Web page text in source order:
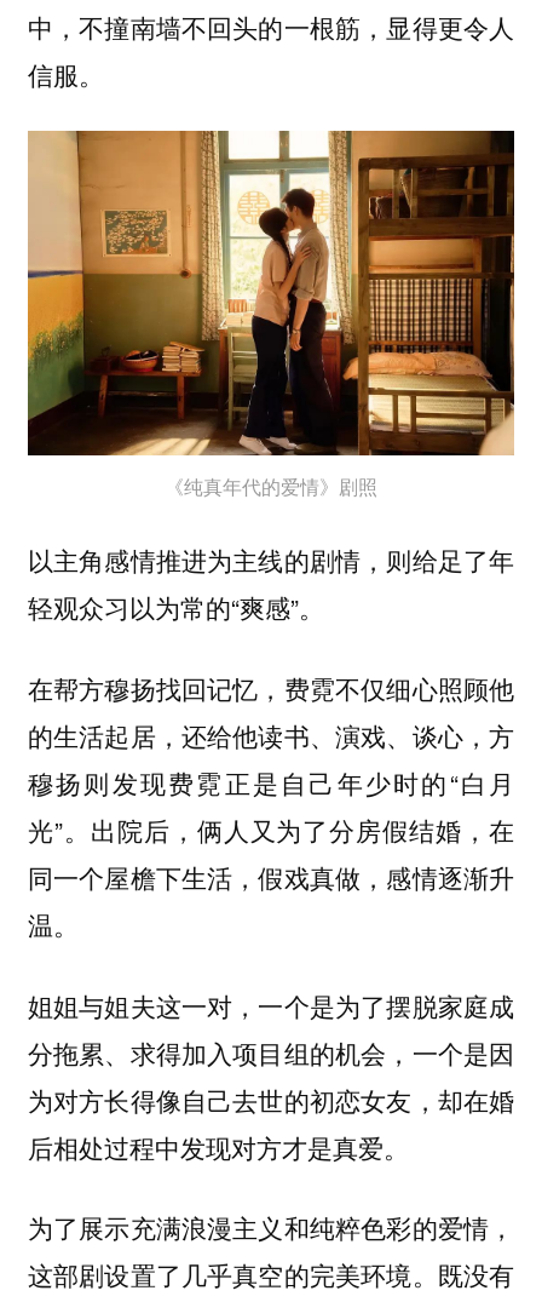
中，不撞南墙不回头的一根筋，显得更令人
信服。
《纯真年代的爱情》剧照
以主角感情推进为主线的剧情，则给足了年
轻观众习以为常的“爽感”。
在帮方穆扬找回记忆，费霓不仅细心照顾他
的生活起居，还给他读书、演戏、谈心，方
穆扬则发现费霓正是自己年少时的“白月
光”。出院后，俩人又为了分房假结婚，在
同一个屋檐下生活，假戏真做，感情逐渐升
温。
姐姐与姐夫这一对，一个是为了摆脱家庭成
分拖累、求得加入项目组的机会，一个是因
为对方长得像自己去世的初恋女友，却在婚
后相处过程中发现对方才是真爱。
为了展示充满浪漫主义和纯粹色彩的爱情，
这部剧设置了几乎真空的完美环境。既没有